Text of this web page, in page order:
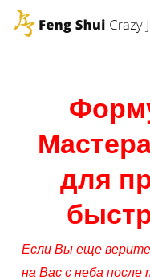
Skip
для
Если Вы еще
на Вас с неба после